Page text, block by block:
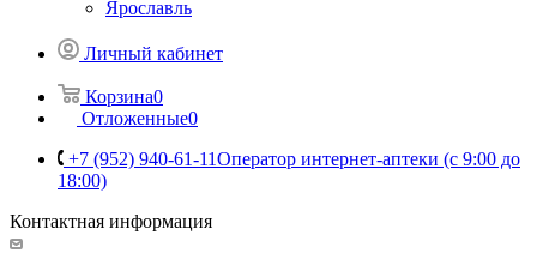
Ярославль
Личный кабинет
Корзина0
Отложенные0
+7 (952) 940-61-11Оператор интернет-аптеки (с 9:00 до
18:00)
Контактная информация